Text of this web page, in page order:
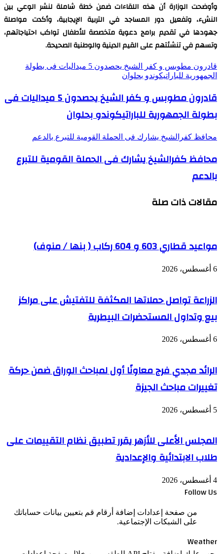
وأوضحت الوزارة أن هذه اللقاءات ضمن خطة شاملة لنشر الوعي بين
النشء، وتفعيل دور المساجد في التربية الإيجابية، وأكدت مواصلة
جهودها في تقديم برامج دعوية متخصصة للأطفال تواكب احتياجاتهم،
وتسهم في تنشئتهم على القيم الدينية والوطنية الصحيحة.
قادرون مطوبس و كفر الشيخ يحصدون 5 ميداليات فى بطولة
الجمهورية للباراتيكوندو بحلوان
قادرون مطوبس و كفر الشيخ يحصدون 5 ميداليات فى
بطولة الجمهورية للباراتيكوندو بحلوان
محافظ كفرالشيخ يشارك فى الحملة القومية للتبرع بالدعم
محافظ كفرالشيخ يشارك فى الحملة القومية للتبرع
بالدعم
مقالات ذات صلة
مواعيد قطاري 603 و 604 ركاب ( بنها / منوف)
6 أغسطس، 2026
الزراعة تواصل حملاتها المكثفة للتفتيش على مراكز
بيع وتداول المستحضرات البيطرية
6 أغسطس، 2026
الرائد مجدي فرج معاونًا أول لمباحث الوراق ضمن حركة
تغييرات مباحث الجيزة
5 أغسطس، 2026
المجلس الأعلى للأزهر يقرر تطبيق نظام التقييمات على
طلاب الابتدائية والإعدادية
4 أغسطس، 2026
Follow Us
من صفحة إعدادات إضافة أرقام قم بتعيين بيانات حساباتك
على الشبكات الإجتماعية.
Weather